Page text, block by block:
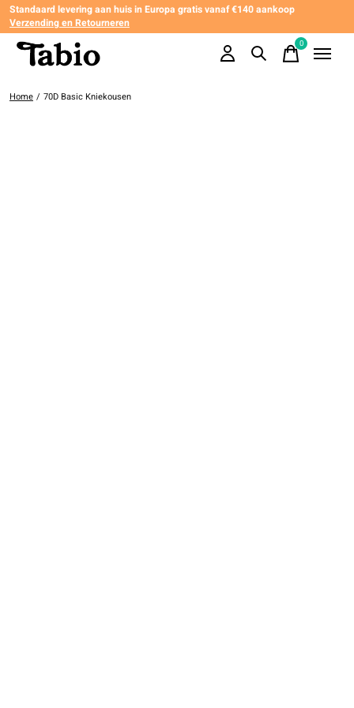
Standaard levering aan huis in Europa gratis vanaf €140 aankoop
Verzending en Retourneren
0items
Home / 70D Basic Kniekousen